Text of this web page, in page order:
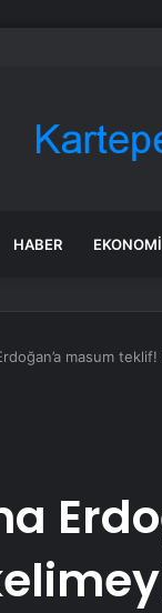
Kurumlarında Siber
HABER EKONOMI
masum